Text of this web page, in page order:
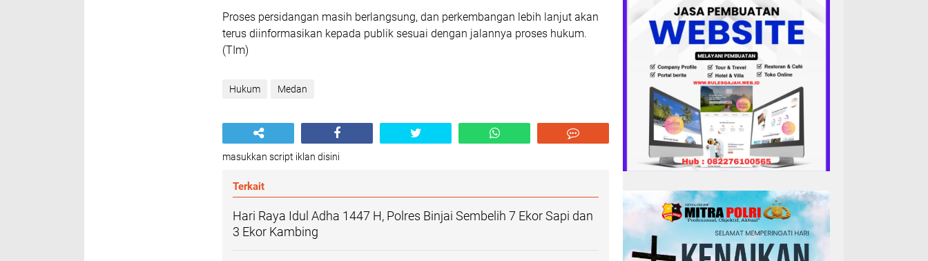
Proses persidangan masih berlangsung, dan perkembangan lebih lanjut akan
terus diinformasikan kepada publik sesuai dengan jalannya proses hukum.
(TIm)
Hukum Medan
masukkan script iklan disini
Terkait
Hari Raya Idul Adha 1447 H, Polres Binjai Sembelih 7 Ekor Sapi dan
3 Ekor Kambing